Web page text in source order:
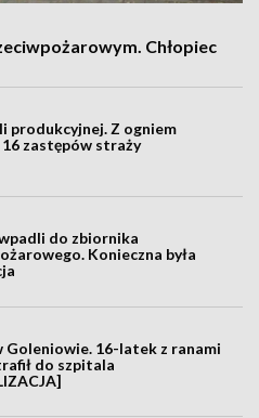
Chłopiec
produkcyjnej. Z ogniem
16 zastępów straży
do zbiornika
Konieczna była
Goleniowie. 16-latek z ranami
do szpitala